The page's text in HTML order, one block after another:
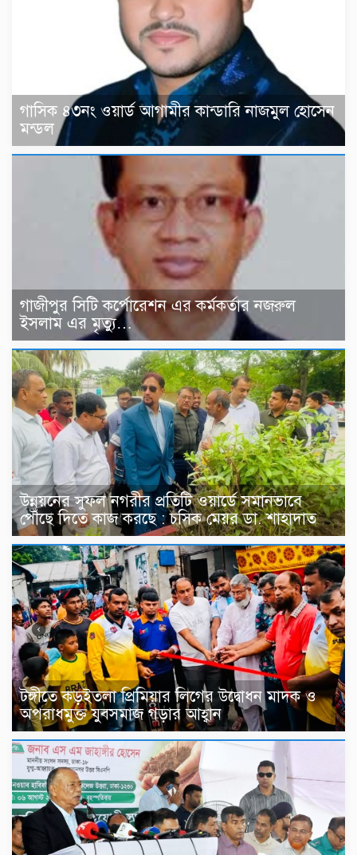
গাসিক ৪৩নং ওয়ার্ড আগামীর কান্ডারি নাজমুল হোসেন
মন্ডল
গাজীপুর সিটি কর্পোরেশন এর কর্মকর্তার নজরুল
ইসলাম এর মৃত্যু…
উন্নয়নের সুফল নগরীর প্রতিটি ওয়ার্ডে সমানভাবে
পৌঁছে দিতে কাজ করছে : চসিক মেয়র ডা. শাহাদাত
টঙ্গীতে কড়ইতলা প্রিমিয়ার লিগের উদ্বোধন মাদক ও
অপরাধমুক্ত যুবসমাজ গড়ার আহ্বান